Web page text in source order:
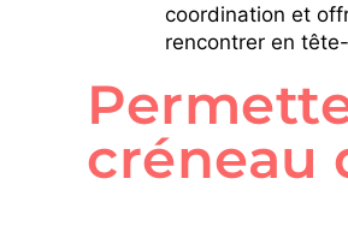
coordination et
rencontrer en
créneau